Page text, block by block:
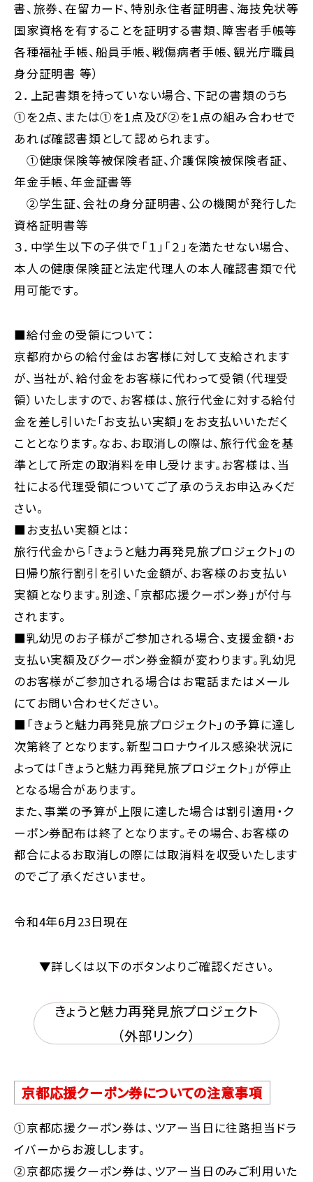
書、旅券、在留カード、特別永住者証明書、海技免状等
国家資格を有することを証明する書類、障害者手帳等
各種福祉手帳、船員手帳、戦傷病者手帳、観光庁職員
身分証明書 等）
２．上記書類を持っていない場合、下記の書類のうち
①を2点、または①を1点及び②を1点の組み合わせで
あれば確認書類として認められます。
①健康保険等被保険者証、介護保険被保険者証、
年金手帳、年金証書等
②学生証、会社の身分証明書、公の機関が発行した
資格証明書等
３．中学生以下の子供で「１」「２」を満たせない場合、
本人の健康保険証と法定代理人の本人確認書類で代
用可能です。
■給付金の受領について：
京都府からの給付金はお客様に対して支給されます
が、当社が、給付金をお客様に代わって受領（代理受
領）いたしますので、お客様は、旅行代金に対する給付
金を差し引いた「お支払い実額」をお支払いいただく
こととなります。なお、お取消しの際は、旅行代金を基
準として所定の取消料を申し受けます。お客様は、当
社による代理受領についてご了承のうえお申込みくだ
さい。
■お支払い実額とは：
旅行代金から「きょうと魅力再発見旅プロジェクト」の
日帰り旅行割引を引いた金額が、お客様のお支払い
実額となります。別途、「京都応援クーポン券」が付与
されます。
■乳幼児のお子様がご参加される場合、支援金額・お
支払い実額及びクーポン券金額が変わります。乳幼児
のお客様がご参加される場合はお電話またはメール
にてお問い合わせください。
■「きょうと魅力再発見旅プロジェクト」の予算に達し
次第終了となります。新型コロナウイルス感染状況に
よっては「きょうと魅力再発見旅プロジェクト」が停止
となる場合があります。
また、事業の予算が上限に達した場合は割引適用・ク
ーポン券配布は終了となります。その場合、お客様の
都合によるお取消しの際には取消料を収受いたします
のでご了承くださいませ。
令和4年6月23日現在
▼詳しくは以下のボタンよりご確認ください。
きょうと魅力再発見旅プロジェクト
（外部リンク）
京都応援クーポン券についての注意事項
①京都応援クーポン券は、ツアー当日に往路担当ドラ
イバーからお渡しします。
②京都応援クーポン券は、ツアー当日のみご利用いた